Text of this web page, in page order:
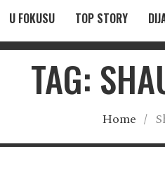
U FOKUSU TOP STORY
TAG:
Home /